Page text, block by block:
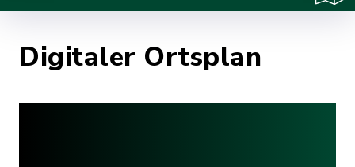
Digitaler Ortsplan